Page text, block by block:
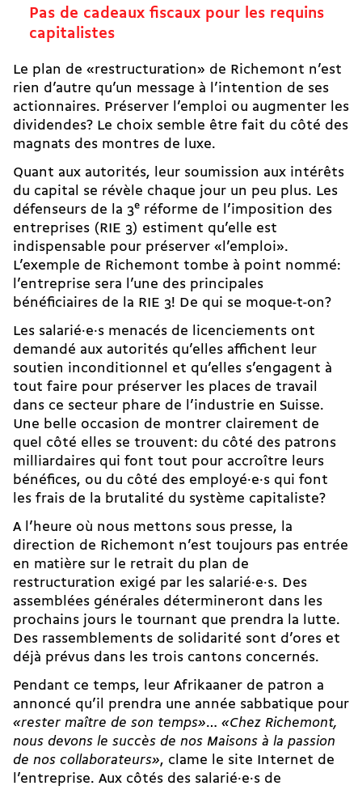
Pas de cadeaux fiscaux pour les requins
capitalistes
Le plan de «restructuration» de Richemont n’est
rien d’autre qu’un message à l’intention de ses
actionnaires. Préserver l’emploi ou augmenter les
dividendes? Le choix semble être fait du côté des
magnats des montres de luxe.
Quant aux autorités, leur soumission aux intérêts
du capital se révèle chaque jour un peu plus. Les
défenseurs de la 3e réforme de l’imposition des
entreprises (RIE 3) estiment qu’elle est
indispensable pour préserver «l’emploi».
L’exemple de Richemont tombe à point nommé:
l’entreprise sera l’une des principales
bénéficiaires de la RIE 3! De qui se moque-t-on?
Les salarié·e·s menacés de licenciements ont
demandé aux autorités qu’elles affichent leur
soutien inconditionnel et qu’elles s’engagent à
tout faire pour préserver les places de travail
dans ce secteur phare de l’industrie en Suisse.
Une belle occasion de montrer clairement de
quel côté elles se trouvent: du côté des patrons
milliardaires qui font tout pour accroître leurs
bénéfices, ou du côté des employé·e·s qui font
les frais de la brutalité du système capitaliste?
A l’heure où nous mettons sous presse, la
direction de Richemont n’est toujours pas entrée
en matière sur le retrait du plan de
restructuration exigé par les salarié·e·s. Des
assemblées générales détermineront dans les
prochains jours le tournant que prendra la lutte.
Des rassemblements de solidarité sont d’ores et
déjà prévus dans les trois cantons concernés.
Pendant ce temps, leur Afrikaaner de patron a
annoncé qu’il prendra une année sabbatique pour
«rester maître de son temps»… «Chez Richemont,
nous devons le succès de nos Maisons à la passion
de nos collaborateurs», clame le site Internet de
l’entreprise. Aux côtés des salarié·e·s de